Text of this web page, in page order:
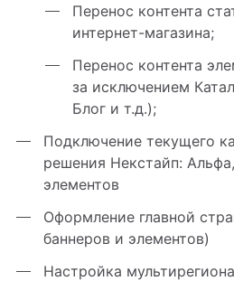
Перенос контента
интернет-магазина;
Перенос контента
за исключением
Блог и т.д.);
Подключение текущего
решения Некстайп:
элементов
Оформление главной
баннеров и элементов)
Настройка